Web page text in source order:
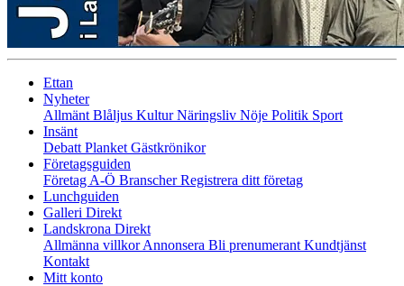
Ettan
Nyheter
Allmänt Blåljus KulturNäringsliv Nöje Politik Sport
Insänt
Debatt Planket Gästkrönikor
Företagsguiden
Företag A-Ö BranscherRegistrera ditt företag
Lunchguiden
Galleri Direkt
Landskrona Direkt
Allmänna villkorAnnonsera Bli prenumerant Kundtjänst
Kontakt
Mitt konto